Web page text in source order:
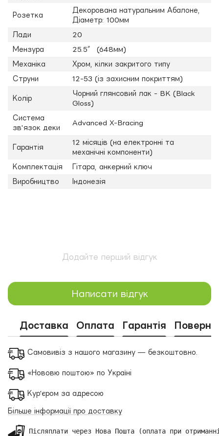
Розетка
Декорована натуральним Абалоне,
Діаметр: 100мм
Лади
20
Мензура
25.5″ (648мм)
Механіка
Хром, кілки закритого типу
Струни
12-53 (із захисним покриттям)
Колір
Чорний глянсовий лак - BK (Black
Gloss)
Система
зв'язок деки
Advanced X-Bracing
Гарантія
12 місяців (на електронні та
механічні компоненти)
Комплектація
Гітара, анкерний ключ
Виробництво
Індонезія
Додайте перший відгук
Написати відгук
Доставка Оплата Гарантія
Самовивіз з нашого магазину — безкоштовно.
«Нововю поштою» по Україні
Кур'єром за адресою
Більше інформації про доставку
Післяплати через Нова Пошта (оплата при